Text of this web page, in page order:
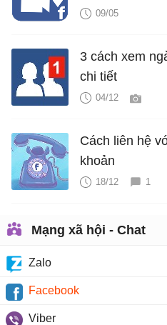
09/05
3 cách xem
chi tiết
04/12
Cách liên hệ
khoản
18/12 1
Mạng xã hội - Chat
Zalo
Facebook
Viber